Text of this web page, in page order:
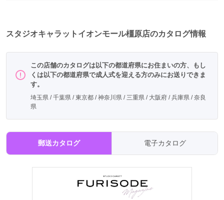
スタジオキャラットイオンモール橿原店のカタログ情報
この店舗のカタログは以下の都道府県にお住まいの方、もし
くは以下の都道府県で成人式を迎える方のみにお送りできま
す。
埼玉県 / 千葉県 / 東京都 / 神奈川県 / 三重県 / 大阪府 / 兵庫県 / 奈良
県
郵送カタログ 電子カタログ